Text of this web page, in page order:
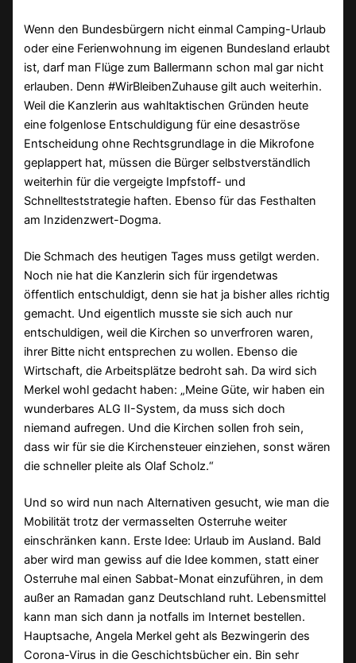
Wenn den Bundesbürgern nicht einmal Camping-Urlaub
oder eine Ferienwohnung im eigenen Bundesland erlaubt
ist, darf man Flüge zum Ballermann schon mal gar nicht
erlauben. Denn #WirBleibenZuhause gilt auch weiterhin.
Weil die Kanzlerin aus wahltaktischen Gründen heute
eine folgenlose Entschuldigung für eine desaströse
Entscheidung ohne Rechtsgrundlage in die Mikrofone
geplappert hat, müssen die Bürger selbstverständlich
weiterhin für die vergeigte Impfstoff- und
Schnellteststrategie haften. Ebenso für das Festhalten
am Inzidenzwert-Dogma.
Die Schmach des heutigen Tages muss getilgt werden.
Noch nie hat die Kanzlerin sich für irgendetwas
öffentlich entschuldigt, denn sie hat ja bisher alles richtig
gemacht. Und eigentlich musste sie sich auch nur
entschuldigen, weil die Kirchen so unverfroren waren,
ihrer Bitte nicht entsprechen zu wollen. Ebenso die
Wirtschaft, die Arbeitsplätze bedroht sah. Da wird sich
Merkel wohl gedacht haben: „Meine Güte, wir haben ein
wunderbares ALG II-System, da muss sich doch
niemand aufregen. Und die Kirchen sollen froh sein,
dass wir für sie die Kirchensteuer einziehen, sonst wären
die schneller pleite als Olaf Scholz.“
Und so wird nun nach Alternativen gesucht, wie man die
Mobilität trotz der vermasselten Osterruhe weiter
einschränken kann. Erste Idee: Urlaub im Ausland. Bald
aber wird man gewiss auf die Idee kommen, statt einer
Osterruhe mal einen Sabbat-Monat einzuführen, in dem
außer an Ramadan ganz Deutschland ruht. Lebensmittel
kann man sich dann ja notfalls im Internet bestellen.
Hauptsache, Angela Merkel geht als Bezwingerin des
Corona-Virus in die Geschichtsbücher ein. Bin sehr